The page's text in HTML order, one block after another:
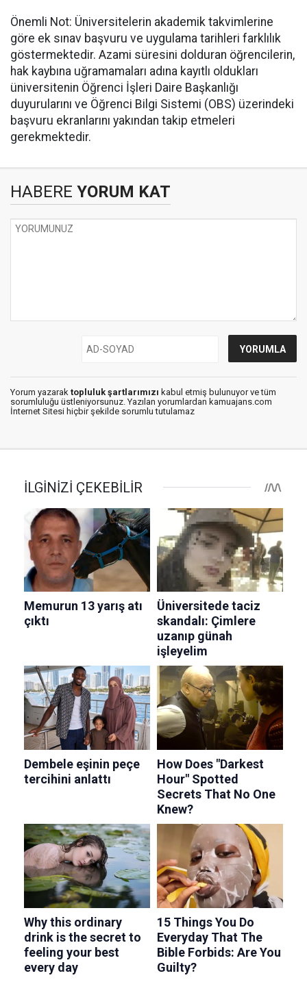
​Önemli Not: Üniversitelerin akademik takvimlerine
göre ek sınav başvuru ve uygulama tarihleri farklılık
göstermektedir. Azami süresini dolduran öğrencilerin,
hak kaybına uğramamaları adına kayıtlı oldukları
üniversitenin Öğrenci İşleri Daire Başkanlığı
duyurularını ve Öğrenci Bilgi Sistemi (OBS) üzerindeki
başvuru ekranlarını yakından takip etmeleri
gerekmektedir.
HABERE YORUM KAT
Yorum yazarak topluluk şartlarımızı kabul etmiş bulunuyor ve tüm
sorumluluğu üstleniyorsunuz. Yazılan yorumlardan kamuajans.com
İnternet Sitesi hiçbir şekilde sorumlu tutulamaz